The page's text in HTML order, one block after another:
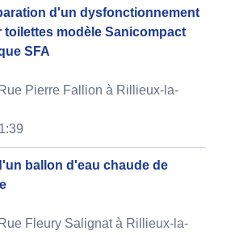
d'un dysfonctionnement
modèle Sanicompact
SFA
Pierre Fallion à Rillieux-la-
ballon d'eau chaude de
Fleury Salignat à Rillieux-la-